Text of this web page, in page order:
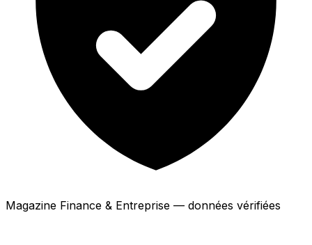
Magazine Finance & Entreprise — données vérifiées